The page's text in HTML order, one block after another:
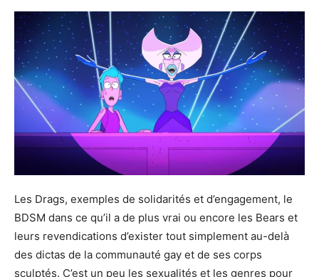
Les Drags, exemples de solidarités et d’engagement, le
BDSM dans ce qu’il a de plus vrai ou encore les Bears et
leurs revendications d’exister tout simplement au-delà
des dictas de la communauté gay et de ses corps
sculptés. C’est un peu les sexualités et les genres pour